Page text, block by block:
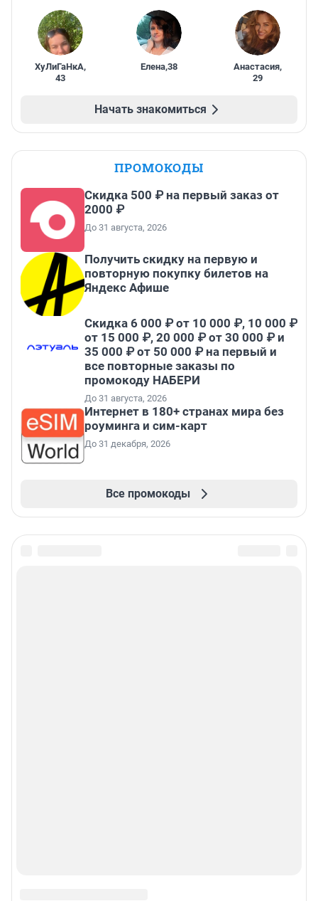
ХуЛиГаНкА,
43
Елена,38 Анастасия,
29
Начать знакомиться
ПРОМОКОДЫ
Скидка 500 ₽ на первый заказ от
2000 ₽
До 31 августа, 2026
Получить скидку на первую и
повторную покупку билетов на
Яндекс Афише
Скидка 6 000 ₽ от 10 000 ₽, 10 000 ₽
от 15 000 ₽, 20 000 ₽ от 30 000 ₽ и
35 000 ₽ от 50 000 ₽ на первый и
все повторные заказы по
промокоду НАБЕРИ
До 31 августа, 2026
Интернет в 180+ странах мира без
роуминга и сим-карт
До 31 декабря, 2026
Все промокоды